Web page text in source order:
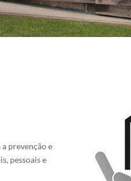
prevenção e
pessoais e